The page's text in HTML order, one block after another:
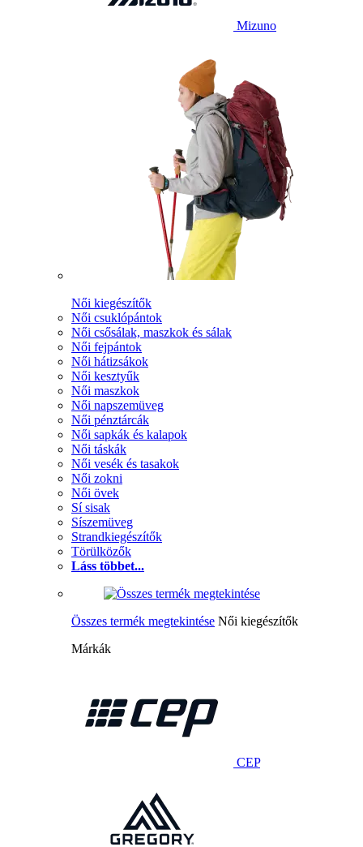
Mizuno
Női kiegészítők
Női csuklópántok
Női csősálak, maszkok és sálak
Női fejpántok
Női hátizsákok
Női kesztyűk
Női maszkok
Női napszemüveg
Női pénztárcák
Női sapkák és kalapok
Női táskák
Női vesék és tasakok
Női zokni
Női övek
Sí sisak
Síszemüveg
Strandkiegészítők
Törülközők
Láss többet...
Összes termék megtekintése Női kiegészítők
Márkák
CEP